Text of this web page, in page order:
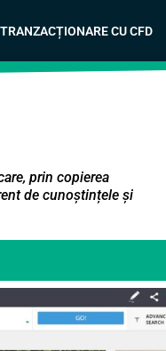
TRANZACȚIONARE CU CFD
prin copierea
de cunoștințele și